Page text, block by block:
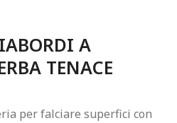
A
TENACE
per falciare superfici con